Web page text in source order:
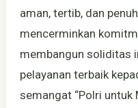
aman, tertib, dan
mencerminkan
membangun soliditas
pelayanan terbaik
semangat “Polri untuk